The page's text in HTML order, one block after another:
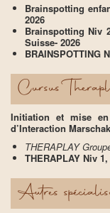
Brainspotting
2026
Brainspotting Niv
Suisse- 2026
BRAINSPOTTING
Cursus
Initiation et mise
d’Interaction
THERAPLAY
THERAPLAY Niv
Autres